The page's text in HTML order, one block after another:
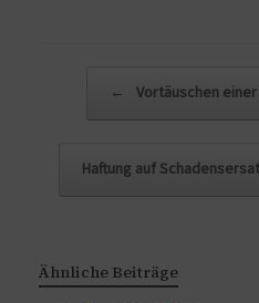
← Vortäuschen
Haftung auf
Ähnliche Beiträge